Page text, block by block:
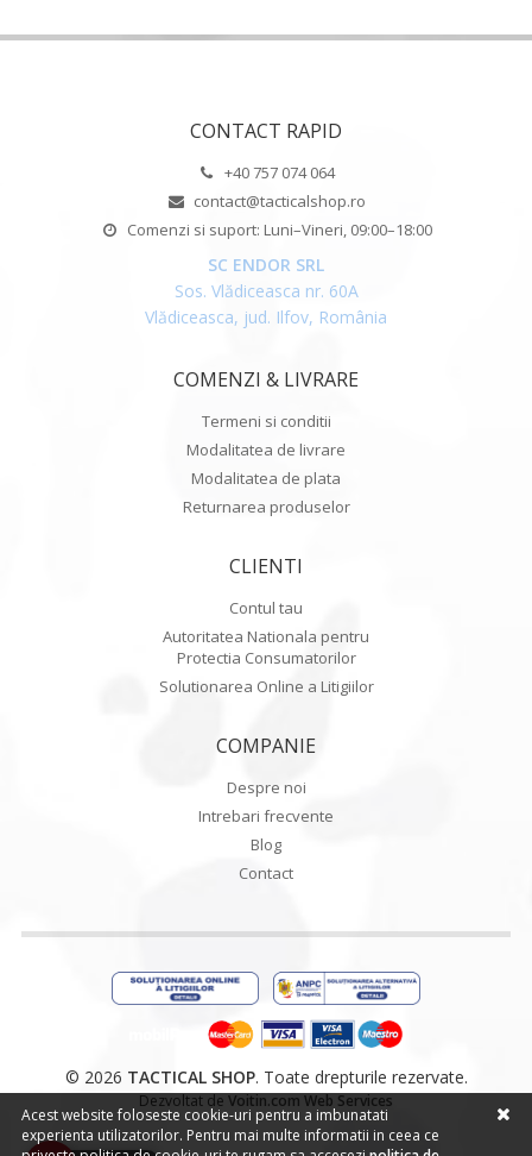
CONTACT RAPID
+40 757 074 064
contact@tacticalshop.ro
Comenzi si suport: Luni–Vineri, 09:00–18:00
SC ENDOR SRL
Sos. Vlădiceasca nr. 60A
Vlădiceasca, jud. Ilfov, România
COMENZI & LIVRARE
Termeni si conditii
Modalitatea de livrare
Modalitatea de plata
Returnarea produselor
CLIENTI
Contul tau
Autoritatea Nationala pentru
Protectia Consumatorilor
Solutionarea Online a Litigiilor
COMPANIE
Despre noi
Intrebari frecvente
Blog
Contact
© 2026 TACTICAL SHOP. Toate drepturile rezervate.
Dezvoltat de Voitin.com Web Services
Acest website foloseste cookie-uri pentru a imbunatati
experienta utilizatorilor. Pentru mai multe informatii in ceea ce